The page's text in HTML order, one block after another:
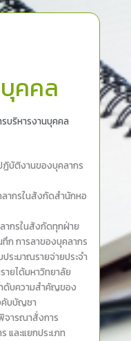
คคล
บริหารงานบุคคล
บัติงานของบุคลากร
ากรในสังกัดสำนักหอ
ากรในสังกัดทุกฝ่าย
ก การลาของบุคลากร
ระมาณรายจ่ายประจำ
ายได้มหาวิทยาลัย
ดับความสำคัญของ
คับบัญชา
จารณาสั่งการ
และแยกประเภท